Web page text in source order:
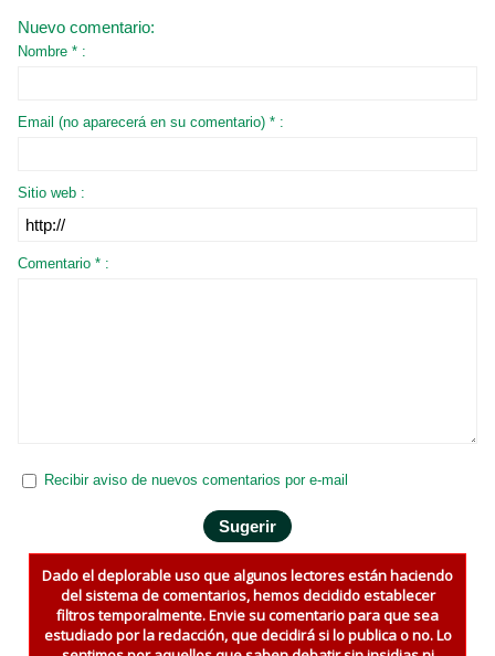
Nuevo comentario:
Nombre * :
Email (no aparecerá en su comentario) * :
Sitio web :
Comentario * :
Recibir aviso de nuevos comentarios por e-mail
Dado el deplorable uso que algunos lectores están haciendo
del sistema de comentarios, hemos decidido establecer
filtros temporalmente. Envie su comentario para que sea
estudiado por la redacción, que decidirá si lo publica o no. Lo